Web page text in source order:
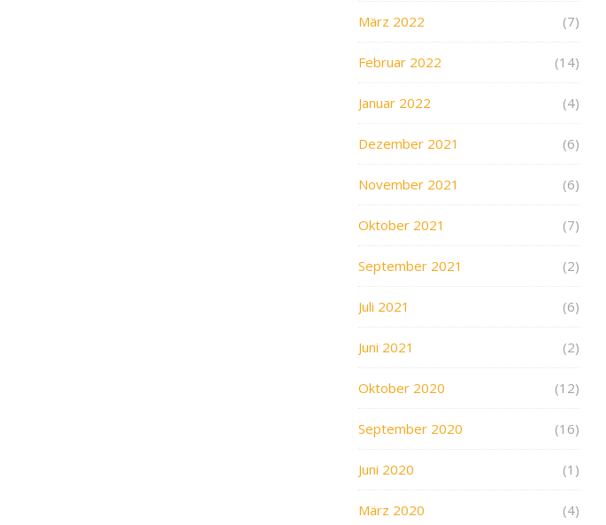
März 2022 (7)
Februar 2022 (14)
Januar 2022 (4)
Dezember 2021 (6)
November 2021 (6)
Oktober 2021 (7)
September 2021 (2)
Juli 2021 (6)
Juni 2021 (2)
Oktober 2020 (12)
September 2020 (16)
Juni 2020 (1)
März 2020 (4)